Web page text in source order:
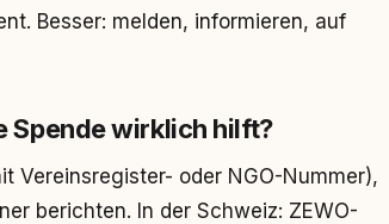
Besser: melden, informieren, auf
Spende wirklich hilft?
Vereinsregister- oder NGO-Nummer),
berichten. In der Schweiz: ZEWO-